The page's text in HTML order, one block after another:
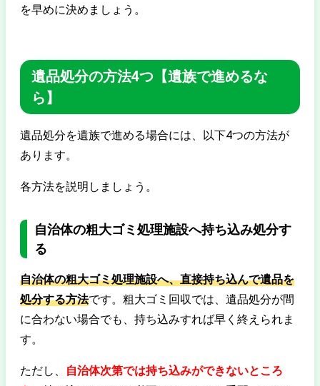
を早めに決めましょう。
遺品処分の方法4つ【遺族で進めるな
ら】
遺品処分を遺族で進める場合には、以下4つの方法が
あります。
各方法を説明しましょう。
自治体の粗大ゴミ処理施設へ持ち込み処分す
る
自治体の粗大ゴミ処理施設へ、直接持ち込んで遺品を
処分する方法です。粗大ゴミ回収では、遺品処分が間
に合わない場合でも、持ち込みすれば早く終えられま
す。
ただし、
自治体次第では持ち込みができないところ